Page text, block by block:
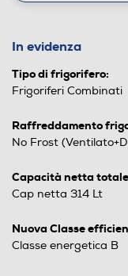
In evidenza
Tipo di frigorifero:
Frigoriferi Combinati
Raffreddamento
No Frost
Capacità netta
Cap netta 314 Lt
Nuova Classe
Classe energetica B